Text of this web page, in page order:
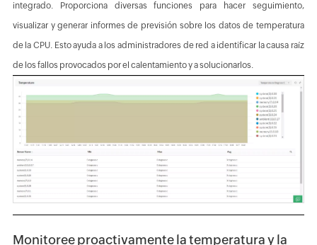
integrado. Proporciona diversas funciones para hacer seguimiento,
visualizar y generar informes de previsión sobre los datos de temperatura
de la CPU. Esto ayuda a los administradores de red a identificar la causa raíz
de los fallos provocados por el calentamiento y a solucionarlos.
Monitoree proactivamente la temperatura y la